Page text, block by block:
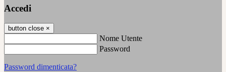
Accedi
button close ×
Nome Utente
Password
Password dimenticata?